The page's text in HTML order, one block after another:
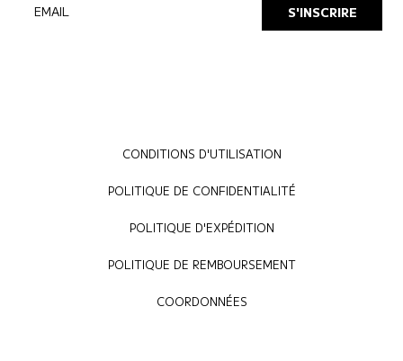
EMAIL S'INSCRIRE
CONDITIONS D'UTILISATION
POLITIQUE DE CONFIDENTIALITÉ
POLITIQUE D'EXPÉDITION
POLITIQUE DE REMBOURSEMENT
COORDONNÉES